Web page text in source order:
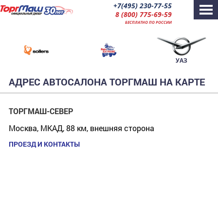
+7(495) 230-77-55
8 (800) 775-69-59
БЕСПЛАТНО ПО РОССИИ
УАЗ
АДРЕС АВТОСАЛОНА ТОРГМАШ НА КАРТЕ
ТОРГМАШ-СЕВЕР
Москва, МКАД, 88 км, внешняя сторона
ПРОЕЗД И КОНТАКТЫ